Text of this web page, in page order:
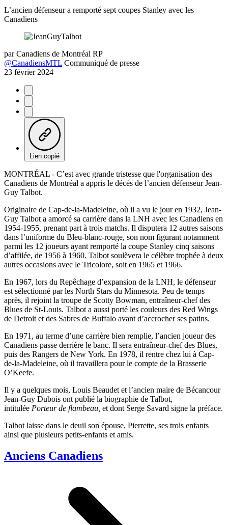
L’ancien défenseur a remporté sept coupes Stanley avec les
Canadiens
par Canadiens de Montréal RP
@CanadiensMTL Communiqué de presse
23 février 2024
Lien copié
MONTRÉAL - C’est avec grande tristesse que l'organisation des
Canadiens de Montréal a appris le décès de l’ancien défenseur Jean-
Guy Talbot.
Originaire de Cap-de-la-Madeleine, où il a vu le jour en 1932, Jean-
Guy Talbot a amorcé sa carrière dans la LNH avec les Canadiens en
1954-1955, prenant part à trois matchs. Il disputera 12 autres saisons
dans l’uniforme du Bleu-blanc-rouge, son nom figurant notamment
parmi les 12 joueurs ayant remporté la coupe Stanley cinq saisons
d’affilée, de 1956 à 1960. Talbot soulèvera le célèbre trophée à deux
autres occasions avec le Tricolore, soit en 1965 et 1966.
En 1967, lors du Repêchage d’expansion de la LNH, le défenseur
est sélectionné par les North Stars du Minnesota. Peu de temps
après, il rejoint la troupe de Scotty Bowman, entraîneur-chef des
Blues de St-Louis. Talbot a aussi porté les couleurs des Red Wings
de Detroit et des Sabres de Buffalo avant d’accrocher ses patins.
En 1971, au terme d’une carrière bien remplie, l’ancien joueur des
Canadiens passe derrière le banc. Il sera entraîneur-chef des Blues,
puis des Rangers de New York. En 1978, il rentre chez lui à Cap-
de-la-Madeleine, où il travaillera pour le compte de la Brasserie
O’Keefe.
Il y a quelques mois, Louis Beaudet et l’ancien maire de Bécancour
Jean-Guy Dubois ont publié la biographie de Talbot,
intitulée Porteur de flambeau et dont Serge Savard signe la préface.
Talbot laisse dans le deuil son épouse, Pierrette, ses trois enfants
ainsi que plusieurs petits-enfants et amis.
Anciens Canadiens